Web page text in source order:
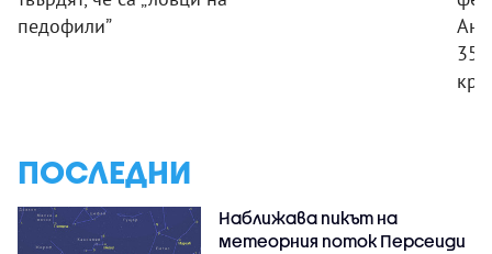
педофили”
ПОСЛЕДНИ
Наближава пикът на
метеорния поток Персеиди